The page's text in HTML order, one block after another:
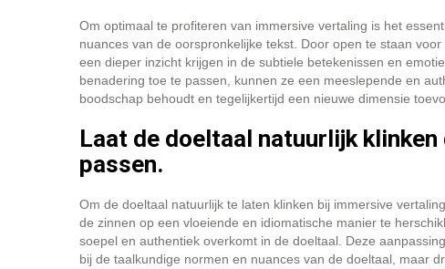
Om optimaal te profiteren van immersive vertaling is het
nuances van de oorspronkelijke tekst. Door open te staan
een dieper inzicht krijgen in de subtiele betekenissen en
benadering toe te passen, kunnen ze een meeslepende en
boodschap behoudt en tegelijkertijd een nieuwe dimensie
Laat de doeltaal natuurlijk
passen.
Om de doeltaal natuurlijk te laten klinken bij immersive
de zinnen op een vloeiende en idiomatische manier te
soepel en authentiek overkomt in de doeltaal. Deze
bij de taalkundige normen en nuances van de doeltaal, maar